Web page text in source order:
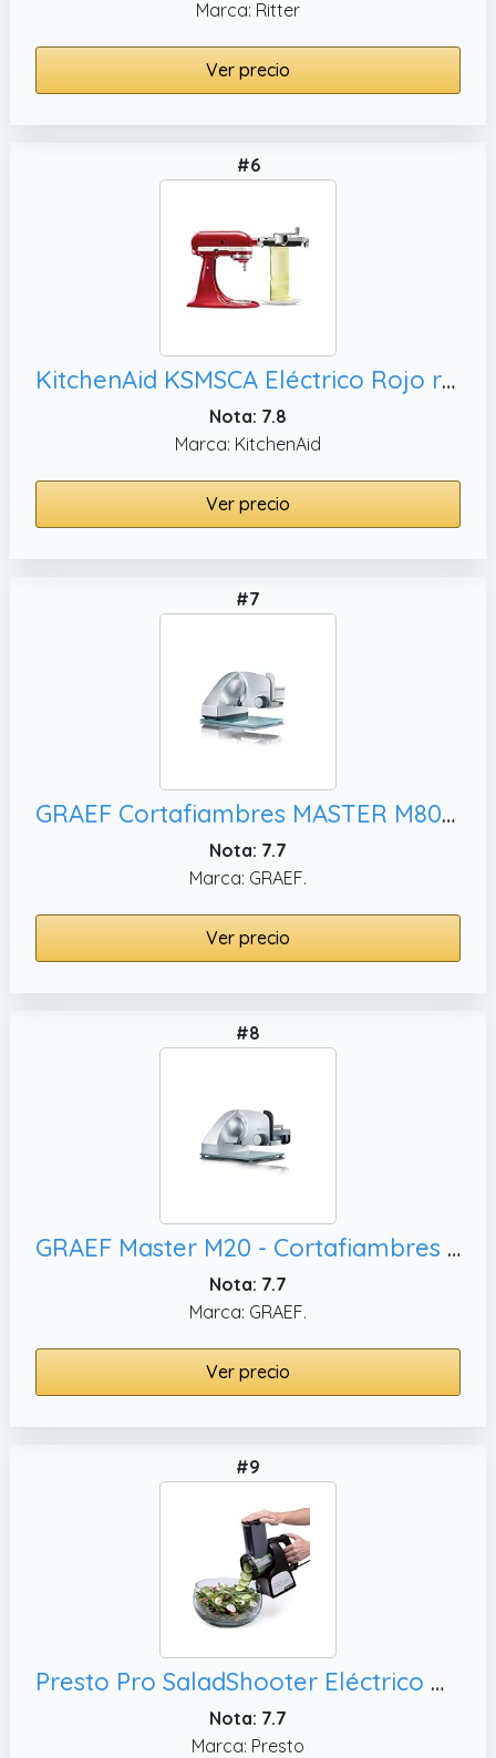
Marca: Ritter
Ver precio
#6
KitchenAid KSMSCA Eléctrico Rojo rebanadora - Cortafiambres (Rojo)
Nota: 7.8
Marca: KitchenAid
Ver precio
#7
GRAEF Cortafiambres MASTER M80 plateado, fácil limpieza
Nota: 7.7
Marca: GRAEF.
Ver precio
#8
GRAEF Master M20 - Cortafiambres eléctrico, plata
Nota: 7.7
Marca: GRAEF.
Ver precio
#9
Presto Pro SaladShooter Eléctrico De plástico Negro rebanadora - Cortafiambres (De plástico, Negro)
Nota: 7.7
Marca: Presto